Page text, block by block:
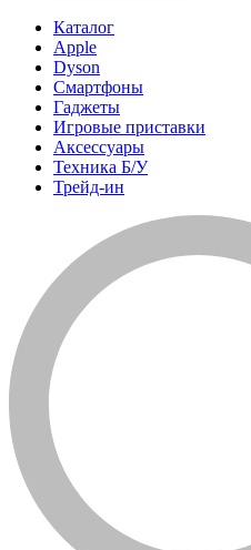
Каталог
Apple
Dyson
Смартфоны
Гаджеты
Игровые приставки
Аксессуары
Техника Б/У
Трейд-ин